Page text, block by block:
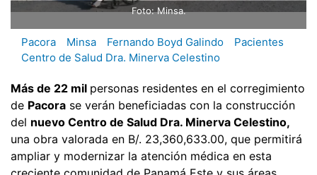
Foto: Minsa.
Pacora Minsa Fernando Boyd Galindo
Pacientes
Centro de Salud Dra. Minerva Celestino
Más de 22 mil personas residentes en el corregimiento
de Pacora se verán beneficiadas con la construcción
del nuevo Centro de Salud Dra. Minerva Celestino,
una obra valorada en B/. 23,360,633.00, que permitirá
ampliar y modernizar la atención médica en esta